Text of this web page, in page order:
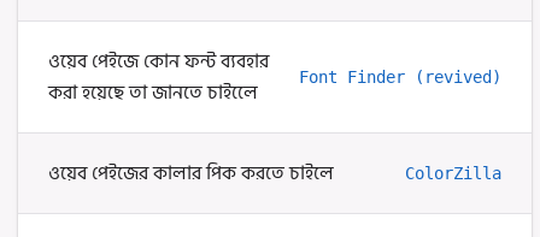
ওয়েব পেইজে কোন ফন্ট ব্যবহার
করা হয়েছে তা জানতে চাইলেে
Font Finder (revived)
ওয়েব পেইজের কালার পিক করতে চাইলে ColorZilla